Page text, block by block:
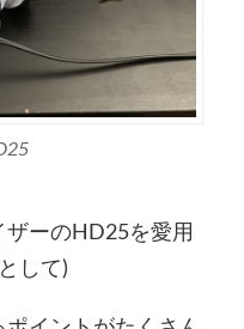
ーのHD25を愛用
して)